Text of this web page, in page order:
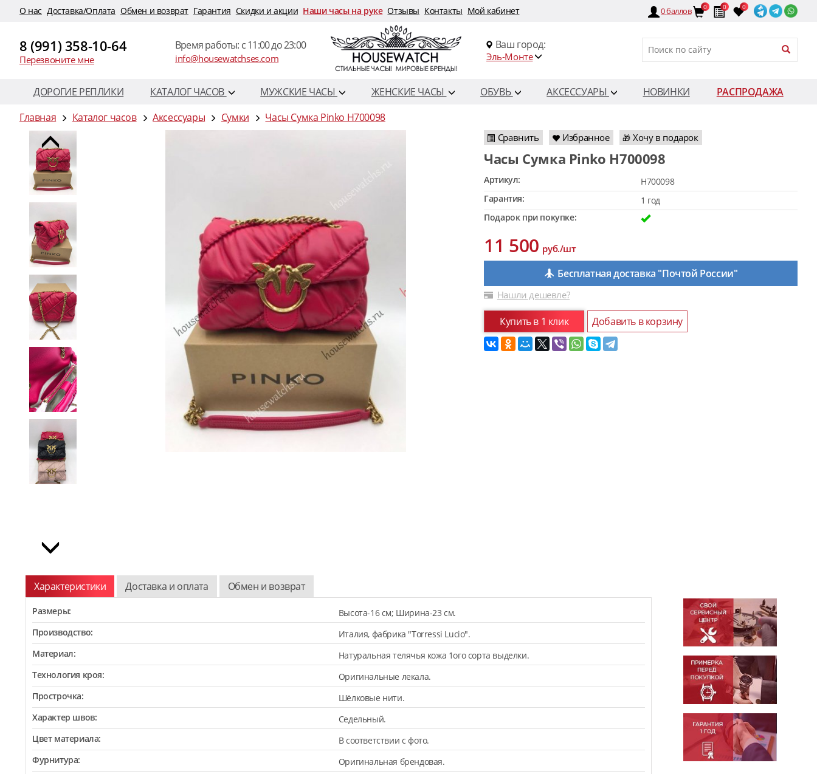
O нас Доставка/Оплата Обмен и возврат Гарантия Скидки и акции Наши часы на руке Отзывы Контакты Мой кабинет 0баллов 0 0 0
8 (991) 358-10-64
Перезвоните мне
Время работы: c 11:00 до 23:00
info@housewatchses.com
Ваш город:
Эль-Монте
ДОРОГИЕ РЕПЛИКИ КАТАЛОГ ЧАСОВ МУЖСКИЕ ЧАСЫ ЖЕНСКИЕ ЧАСЫ ОБУВЬ АКСЕССУАРЫ НОВИНКИ
РАСПРОДАЖА
Главная
Каталог часов Аксессуары Сумки Часы Сумка Pinko H700098
Сравнить Избранное 🎁 Хочу в подарок
Часы Сумка Pinko H700098
Артикул:
H700098
Гарантия:
1 год
Подарок при покупке:
11 500руб./шт
Бесплатная доставка "Почтой России"
Нашли дешевле?
Купить в 1 клик Добавить в корзину
Характеристики Доставка и оплата Обмен и возврат
Размеры:
Высота-16 см; Ширина-23 см.
Производство:
Италия, фабрика "Torressi Lucio".
Материал:
Натуральная телячья кожа 1ого сорта выделки.
Технология кроя:
Оригинальные лекала.
Прострочка:
Шёлковые нити.
Характер швов:
Седельный.
Цвет материала:
В соответствии с фото.
Фурнитура:
Оригинальная брендовая.